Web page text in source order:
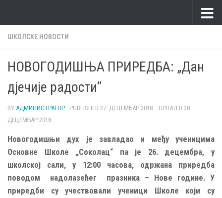
ШКОЛСКЕ НОВОСТИ
НОВОГОДИШЊА ПРИРЕДБА: „Дан
дјечије радости“
BY АДМИНИСТРАТОР · PUBLISHED 27. ДЕЦЕМБАР 2018. · UPDATED 28.
ДЕЦЕМБАР 2018.
Новогодишњи дух је завладао и међу ученицима
Основне Школе „Соколац“ па је 26. децембра, у
школској сали, у 12:00 часова, одржана приредба
поводом надолазећег празника – Нове године. У
приредби су учествовали ученици Школе који су